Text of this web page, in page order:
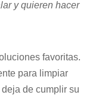
y quieren hacer
favoritas.
para limpiar
de cumplir su